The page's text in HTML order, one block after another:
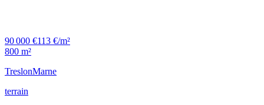
90 000 €113 €/m²
800 m²
TreslonMarne
terrain